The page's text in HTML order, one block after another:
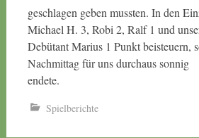
geschlagen geben mussten. In den
Michael H. 3, Robi 2, Ralf 1 und
Debütant Marius 1 Punkt beisteuern,
Nachmittag für uns durchaus sonnig
endete.
Spielberichte